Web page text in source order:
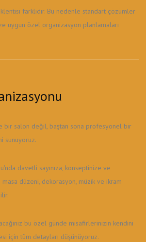
farklıdır. Bu nedenle standart çözümler
uygun özel organizasyon planlamaları
bir salon değil, baştan sona profesyonel bir
sunuyoruz.
davetli sayınıza, konseptinize ve
düzeni, dekorasyon, müzik ve ikram
bu özel günde misafirlerinizin kendini
için tüm detayları düşünüyoruz.